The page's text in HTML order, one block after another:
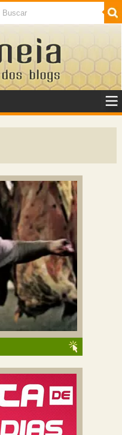
SaÃºde